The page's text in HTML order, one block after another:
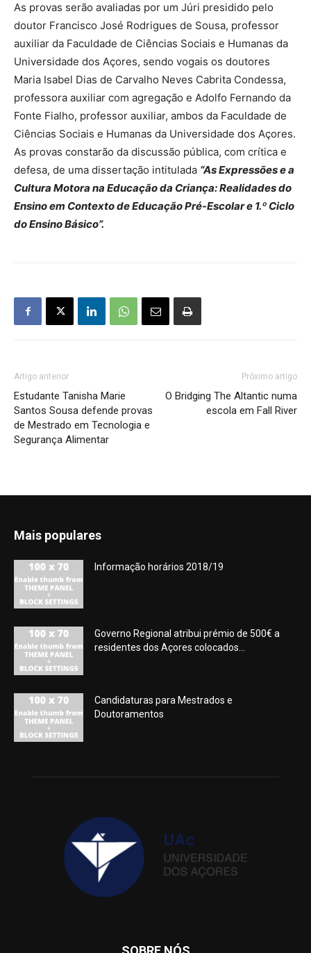
As provas serão avaliadas por um Júri presidido pelo
doutor Francisco José Rodrigues de Sousa, professor
auxiliar da Faculdade de Ciências Sociais e Humanas da
Universidade dos Açores, sendo vogais os doutores
Maria Isabel Dias de Carvalho Neves Cabrita Condessa,
professora auxiliar com agregação e Adolfo Fernando da
Fonte Fialho, professor auxiliar, ambos da Faculdade de
Ciências Sociais e Humanas da Universidade dos Açores.
As provas constarão da discussão pública, com crítica e
defesa, de uma dissertação intitulada “As Expressões e a
Cultura Motora na Educação da Criança: Realidades do
Ensino em Contexto de Educação Pré-Escolar e 1.º Ciclo
do Ensino Básico”.
Artigo anterior
Estudante Tanisha Marie
Santos Sousa defende provas
de Mestrado em Tecnologia e
Segurança Alimentar
Próximo artigo
O Bridging The Altantic numa
escola em Fall River
Mais populares
Informação horários 2018/19
Governo Regional atribui prémio de 500€ a
residentes dos Açores colocados...
Candidaturas para Mestrados e
Doutoramentos